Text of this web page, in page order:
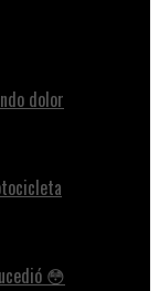
dolor
😳